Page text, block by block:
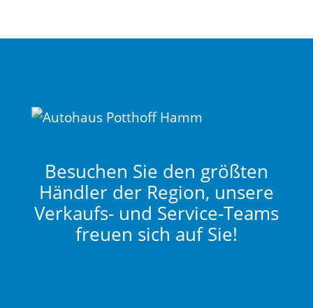
Besuchen Sie den größten
Händler der Region, unsere
Verkaufs- und Service-Teams
freuen sich auf Sie!